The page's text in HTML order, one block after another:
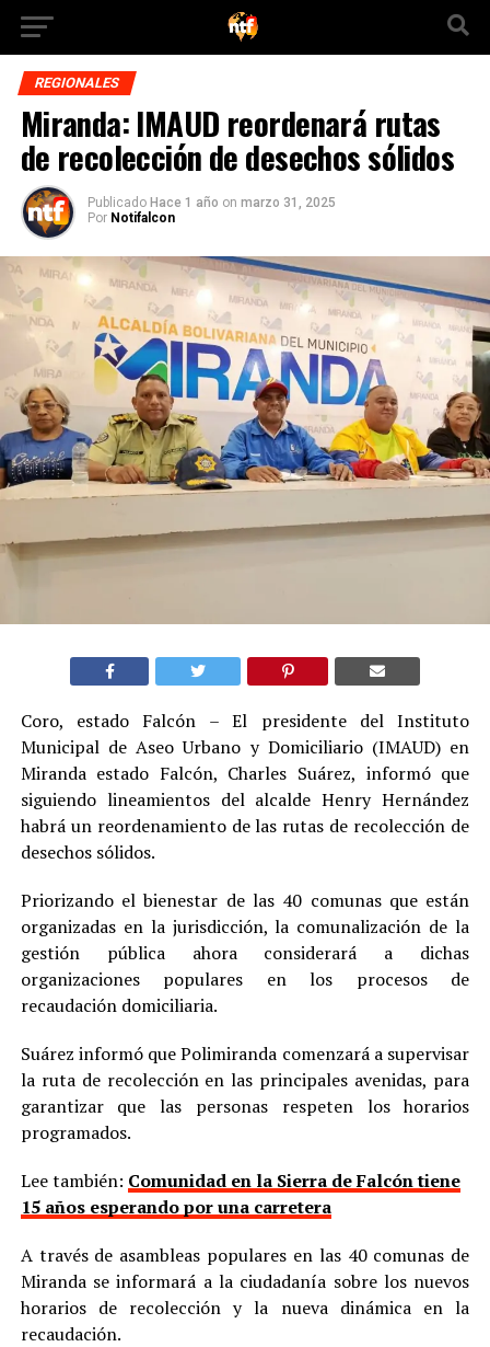
REGIONALES
Miranda: IMAUD reordenará rutas
de recolección de desechos sólidos
Publicado Hace 1 año on marzo 31, 2025
Por Notifalcon
Coro, estado Falcón – El presidente del Instituto
Municipal de Aseo Urbano y Domiciliario (IMAUD) en
Miranda estado Falcón, Charles Suárez, informó que
siguiendo lineamientos del alcalde Henry Hernández
habrá un reordenamiento de las rutas de recolección de
desechos sólidos.
Priorizando el bienestar de las 40 comunas que están
organizadas en la jurisdicción, la comunalización de la
gestión pública ahora considerará a dichas
organizaciones populares en los procesos de
recaudación domiciliaria.
Suárez informó que Polimiranda comenzará a supervisar
la ruta de recolección en las principales avenidas, para
garantizar que las personas respeten los horarios
programados.
Lee también: Comunidad en la Sierra de Falcón tiene
15 años esperando por una carretera
A través de asambleas populares en las 40 comunas de
Miranda se informará a la ciudadanía sobre los nuevos
horarios de recolección y la nueva dinámica en la
recaudación.